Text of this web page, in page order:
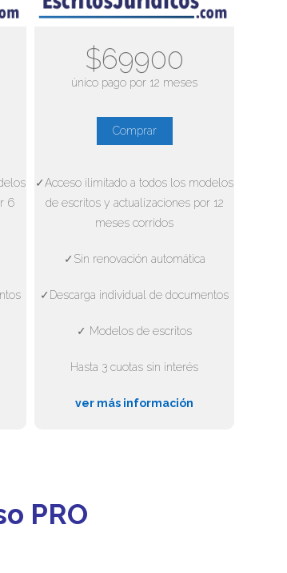
6
$69900
único pago por 12 meses
Comprar
✓Acceso ilimitado a todos los modelos
de escritos y actualizaciones por 12
meses corridos
✓Sin renovación automática
✓Descarga individual de documentos
✓ Modelos de escritos
Hasta 3 cuotas sin interés
ver más información
PRO